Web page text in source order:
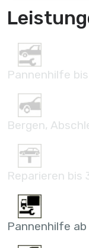
Pannenhilfe
Bergen,
Reparieren bis
Pannenhilfe